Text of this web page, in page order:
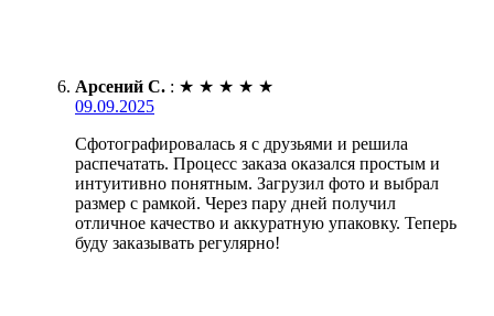
Арсений С. : ★ ★ ★ ★ ★
09.09.2025
Сфотографировалась я с друзьями и решила
распечатать. Процесс заказа оказался простым и
интуитивно понятным. Загрузил фото и выбрал
размер с рамкой. Через пару дней получил
отличное качество и аккуратную упаковку. Теперь
буду заказывать регулярно!